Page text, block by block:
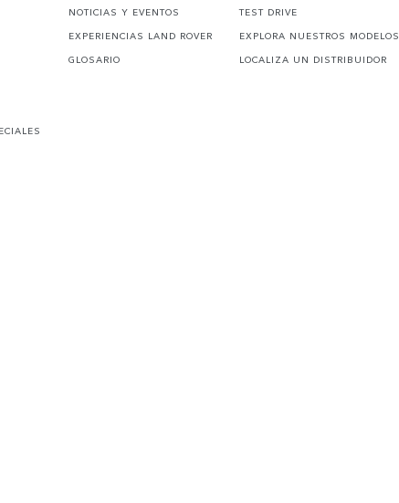
NOTICIAS Y EVENTOS
EXPERIENCIAS LAND ROVER
GLOSARIO
TEST DRIVE
EXPLORA NUESTROS MODELOS
LOCALIZA UN DISTRIBUIDOR